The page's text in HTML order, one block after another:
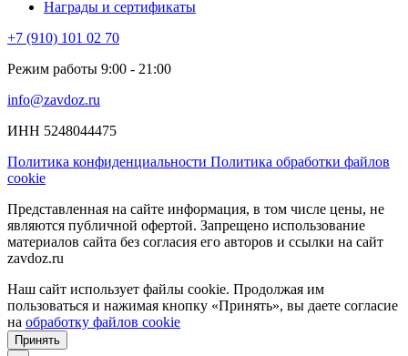
Награды и сертификаты
+7 (910) 101 02 70
Режим работы 9:00 - 21:00
info@zavdoz.ru
ИНН 5248044475
Политика конфиденциальности Политика обработки файлов
cookie
Представленная на сайте информация, в том числе цены, не
являются публичной офертой. Запрещено использование
материалов сайта без согласия его авторов и ссылки на сайт
zavdoz.ru
Наш сайт использует файлы cookie. Продолжая им
пользоваться и нажимая кнопку «Принять», вы даете согласие
на обработку файлов cookie
Принять